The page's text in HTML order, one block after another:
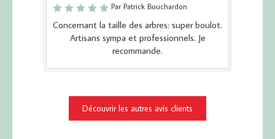
Par Patrick Bouchardon
Concernant la taille des arbres: super boulot.
Artisans sympa et professionnels. Je
recommande.
Découvrir les autres avis clients